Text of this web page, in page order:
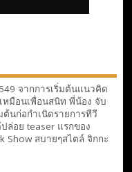
จากการเริ่มต้นแนวคิด
หมือนเพื่อนสนิท พี่น้อง จับ
ต้นก่อกำเนิดรายการทีวี
ล่อย teaser แรกของ
Show สบายๆสไตล์ จิกกะ